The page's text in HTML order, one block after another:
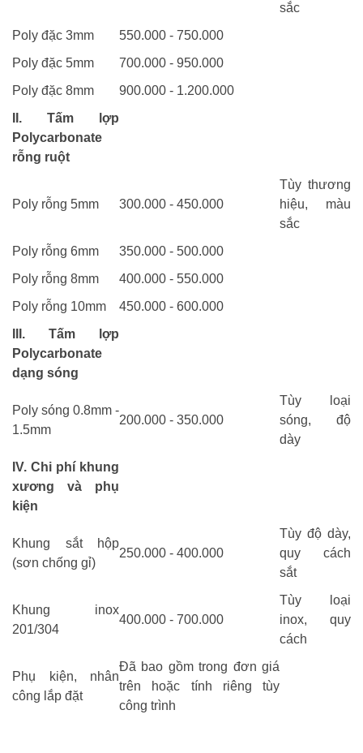
sắc
Poly đặc 3mm
550.000 - 750.000
Poly đặc 5mm
700.000 - 950.000
Poly đặc 8mm
900.000 - 1.200.000
II. Tấm lợp
Polycarbonate
rỗng ruột
Poly rỗng 5mm 300.000 - 450.000
Tùy thương
hiệu, màu
sắc
Poly rỗng 6mm
350.000 - 500.000
Poly rỗng 8mm
400.000 - 550.000
Poly rỗng 10mm
450.000 - 600.000
III. Tấm lợp
Polycarbonate
dạng sóng
Poly sóng 0.8mm -
1.5mm
200.000 - 350.000
Tùy loại
sóng, độ
dày
IV. Chi phí khung
xương và phụ
kiện
Khung sắt hộp
(sơn chống gỉ)
250.000 - 400.000
Tùy độ dày,
quy cách
sắt
Khung inox
201/304
400.000 - 700.000
Tùy loại
inox, quy
cách
Phụ kiện, nhân
công lắp đặt
Đã bao gồm trong đơn giá
trên hoặc tính riêng tùy
công trình